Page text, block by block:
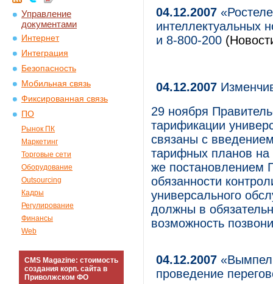
Управление
документами
Интернет
Интеграция
Безопасность
Мобильная связь
Фиксированная связь
ПО
Рынок ПК
Маркетинг
Торговые сети
Оборудование
Outsourcing
Кадры
Регулирование
Финансы
Web
CMS Magazine: стоимость
создания корп. сайта в
Приволжском ФО
04.12.2007
интеллектуальных
и 8-800-200
04.12.2007
29 ноября
тарификации
связаны с
тарифных планов на
же постановлением
обязанности
универсального
должны в
возможность
04.12.2007
проведение